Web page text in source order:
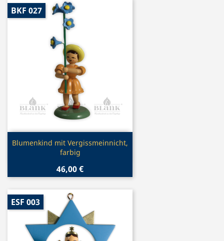
Vorschau
Blumenkind mit Vergissmeinnicht,
farbig
46,00 €
BKF 027
ESF 003